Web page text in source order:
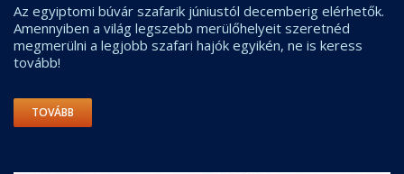
Az egyiptomi búvár szafarik júniustól decemberig elérhetők.
Amennyiben a világ legszebb merülőhelyeit szeretnéd
megmerülni a legjobb szafari hajók egyikén, ne is keress
tovább!
TOVÁBB